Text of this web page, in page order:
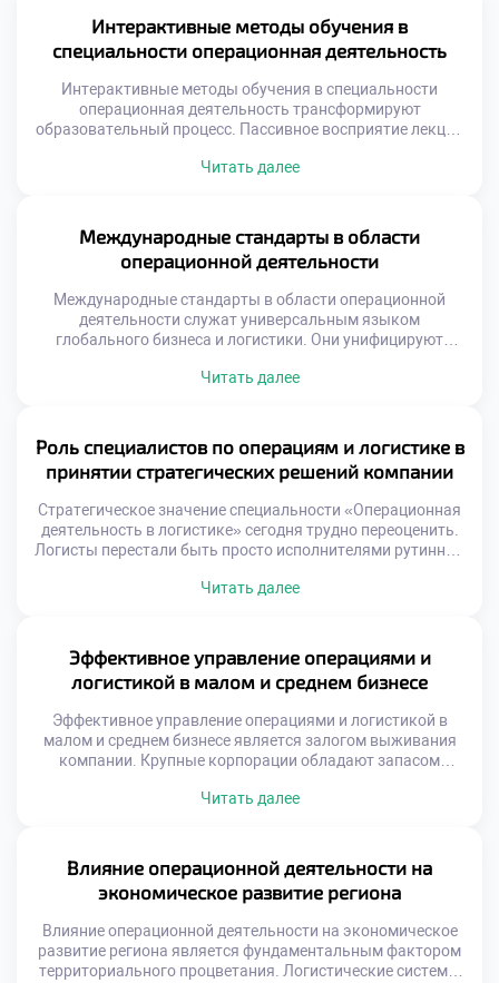
данные в упорядоченные бизнес-процессы. Понимание
принципов работы таких систем обязательно для
специалиста. Цифровизация меняет саму суть
логистических операций на складах. Ручной учет и […]
Интерактивные методы обучения в
специальности операционная деятельность
Интерактивные методы обучения в специальности
операционная деятельность трансформируют
образовательный процесс. Пассивное восприятие лекций
требует навыков принятия решений в реальном времени.
обучающихся становится главным принципом
современной педагогики. Знания усваиваются через
действие, диалог и переживание. Выпускники выходят на
рынок труда готовыми к […]
Читать далее
Международные стандарты в области
операционной деятельности
Международные стандарты в области операционной
деятельности служат универсальным языком
глобального бизнеса и логистики. Они унифицируют
информации. Единые правила игры позволяют
строится на строгих нормативных рамках. Знание
стандартов является фундаментом профессиональной
компетентности будущего специалиста. Стандартизация
обеспечивает предсказуемость […]
Читать далее
Роль специалистов по операциям и логистике в
принятии стратегических решений компании
Стратегическое значение специальности «Операционная
деятельность в логистике» сегодня трудно переоценить.
Логисты перестали быть просто исполнителями рутинных
формирования стратегии развития бизнеса.
возможностей любая стратегия обречена на провал.
Современный рынок требует скорости и гибкости от
компаний. Конкурентное преимущество создается […]
Читать далее
Эффективное управление операциями и
логистикой в малом и среднем бизнесе
Эффективное управление операциями и логистикой в
малом и среднем бизнесе является залогом выживания
компании. Крупные корпорации обладают запасом
каждому сбою. Грамотная организация процессов
локальном рынке. Оптимизация операций напрямую
влияет на прибыльность предприятия. Выпускники с
такими навыками ценятся работодателями особенно […]
Читать далее
Влияние операционной деятельности на
экономическое развитие региона
Влияние операционной деятельности на экономическое
развитие региона является фундаментальным фактором
территориального процветания. Логистические системы